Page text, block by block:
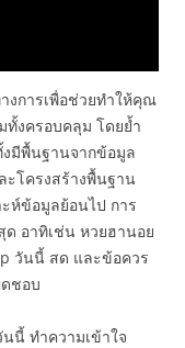
งการเพื่อช่วยทำให้คุณ
ทั้งครอบคลุม โดยย้ำ
มีพื้นฐานจากข้อมูล
ะโครงสร้างพื้นฐาน
ห์ข้อมูลย้อนไป การ
อาทิเช่น หวยฮานอย
วันนี้ สด และข้อควร
ชอบ
นี้ ทำความเข้าใจ